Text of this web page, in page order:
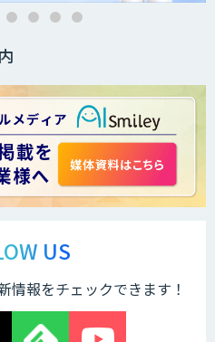
US
情報をチェックできます！